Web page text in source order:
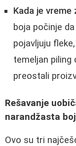
Kada je vreme
boja počinje
pojavljuju
temeljan piling
preostali
Rešavanje
narandžasta
Ovo su tri